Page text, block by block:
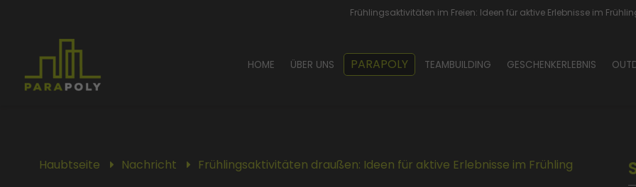
Frühlingsaktivitäten im Freien: Ideen für aktive Erlebnisse im
HOME ÜBER UNS PARAPOLY TEAMBUILDING GESCHENKERLEBNIS
Haubtseite Nachricht Frühlingsaktivitäten draußen: Ideen für aktive Erlebnisse im Frühling